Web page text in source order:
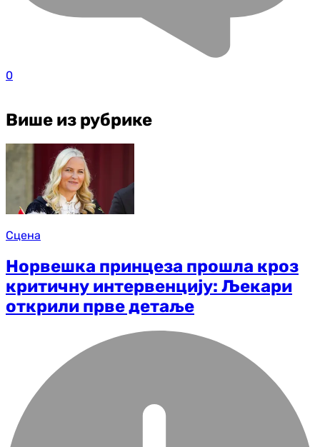
0
Више из рубрике
Сцена
Норвешка принцеза прошла кроз
критичну интервенцију: Љекари
открили прве детаље